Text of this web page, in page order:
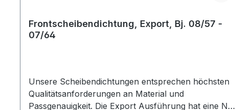
Frontscheibendichtung, Export, Bj. 08/57 -
07/64
Unsere Scheibendichtungen entsprechen höchsten
Qualitätsanforderungen an Material und
Passgenauigkeit. Die Export Ausführung hat eine Nut